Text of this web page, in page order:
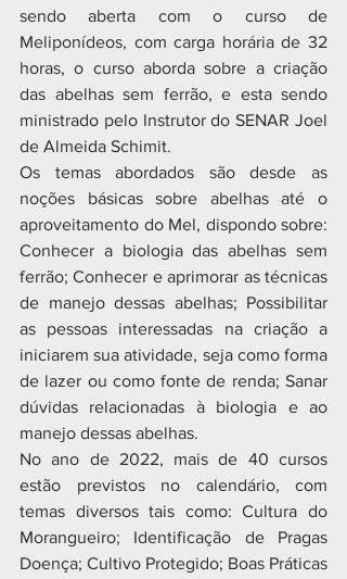
sendo aberta com o curso de
Meliponídeos, com carga horária de 32
horas, o curso aborda sobre a criação
das abelhas sem ferrão, e esta sendo
ministrado pelo Instrutor do SENAR Joel
de Almeida Schimit.
Os temas abordados são desde as
noções básicas sobre abelhas até o
aproveitamento do Mel, dispondo sobre:
Conhecer a biologia das abelhas sem
ferrão; Conhecer e aprimorar as técnicas
de manejo dessas abelhas; Possibilitar
as pessoas interessadas na criação a
iniciarem sua atividade, seja como forma
de lazer ou como fonte de renda; Sanar
dúvidas relacionadas à biologia e ao
manejo dessas abelhas.
No ano de 2022, mais de 40 cursos
estão previstos no calendário, com
temas diversos tais como: Cultura do
Morangueiro; Identificação de Pragas
Doença; Cultivo Protegido; Boas Práticas